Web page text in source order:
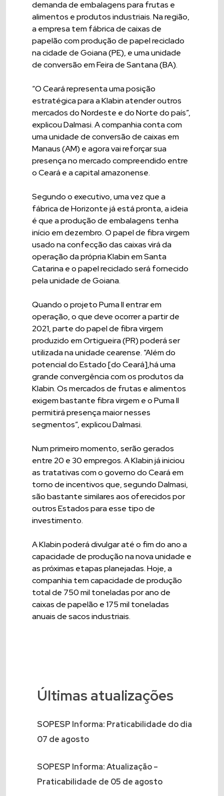
demanda de embalagens para frutas e
alimentos e produtos industriais. Na região,
a empresa tem fábrica de caixas de
papelão com produção de papel reciclado
na cidade de Goiana (PE), e uma unidade
de conversão em Feira de Santana (BA).
“O Ceará representa uma posição
estratégica para a Klabin atender outros
mercados do Nordeste e do Norte do país”,
explicou Dalmasi. A companhia conta com
uma unidade de conversão de caixas em
Manaus (AM) e agora vai reforçar sua
presença no mercado compreendido entre
o Ceará e a capital amazonense.
Segundo o executivo, uma vez que a
fábrica de Horizonte já está pronta, a ideia
é que a produção de embalagens tenha
início em dezembro. O papel de fibra virgem
usado na confecção das caixas virá da
operação da própria Klabin em Santa
Catarina e o papel reciclado será fornecido
pela unidade de Goiana.
Quando o projeto Puma II entrar em
operação, o que deve ocorrer a partir de
2021, parte do papel de fibra virgem
produzido em Ortigueira (PR) poderá ser
utilizada na unidade cearense. “Além do
potencial do Estado [do Ceará],há uma
grande convergência com os produtos da
Klabin. Os mercados de frutas e alimentos
exigem bastante fibra virgem e o Puma II
permitirá presença maior nesses
segmentos”, explicou Dalmasi.
Num primeiro momento, serão gerados
entre 20 e 30 empregos. A Klabin já iniciou
as tratativas com o governo do Ceará em
torno de incentivos que, segundo Dalmasi,
são bastante similares aos oferecidos por
outros Estados para esse tipo de
investimento.
A Klabin poderá divulgar até o fim do ano a
capacidade de produção na nova unidade e
as próximas etapas planejadas. Hoje, a
companhia tem capacidade de produção
total de 750 mil toneladas por ano de
caixas de papelão e 175 mil toneladas
anuais de sacos industriais.
Últimas atualizações
SOPESP Informa: Praticabilidade do dia
07 de agosto
SOPESP Informa: Atualização –
Praticabilidade de 05 de agosto